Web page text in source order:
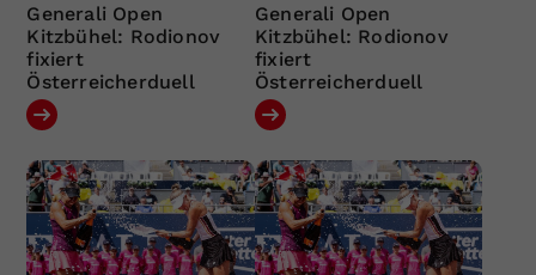
Generali Open
Kitzbühel: Rodionov
fixiert
Österreicherduell
Generali Open
Kitzbühel: Rodionov
fixiert
Österreicherduell